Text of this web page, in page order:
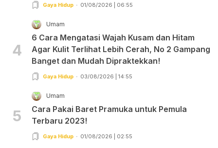
Gaya Hidup 01/08/2026 | 06:55
4
Umam
6 Cara Mengatasi Wajah Kusam dan Hitam
Agar Kulit Terlihat Lebih Cerah, No 2 Gampang
Banget dan Mudah Dipraktekkan!
Gaya Hidup 03/08/2026 | 14:55
5
Umam
Cara Pakai Baret Pramuka untuk Pemula
Terbaru 2023!
Gaya Hidup 01/08/2026 | 02:55